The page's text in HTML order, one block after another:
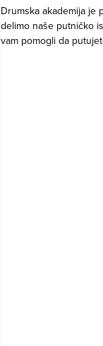
Drumska akademija je
delimo naše putničko
vam pomogli da